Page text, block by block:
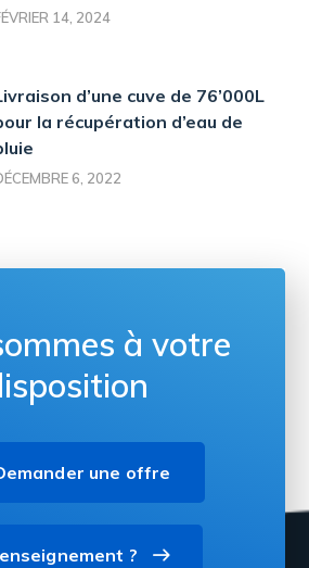
14, 2024
d’une cuve de 76’000L
la récupération d’eau de
6, 2022
à votre
une offre
?